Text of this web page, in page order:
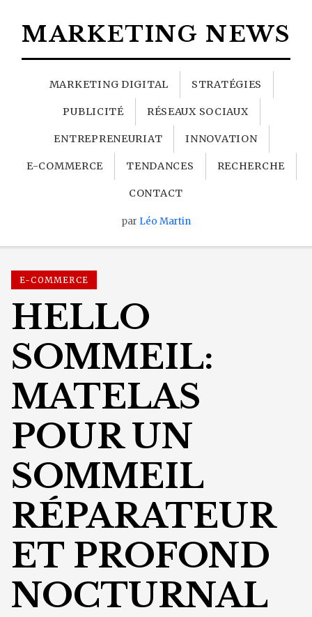
MARKETING NEWS
MARKETING DIGITAL STRATÉGIES
PUBLICITÉ RÉSEAUX SOCIAUX
ENTREPRENEURIAT INNOVATION
E-COMMERCE TENDANCES RECHERCHE
CONTACT
par Léo Martin
E-COMMERCE
HELLO
SOMMEIL:
MATELAS
POUR UN
SOMMEIL
RÉPARATEUR
ET PROFOND
NOCTURNAL